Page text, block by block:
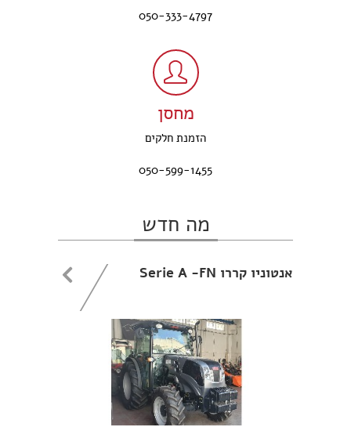
050-333-4797
מחסן
הזמנת חלקים
050-599-1455
מה חדש
אנטוניו קררו Serie A -FN